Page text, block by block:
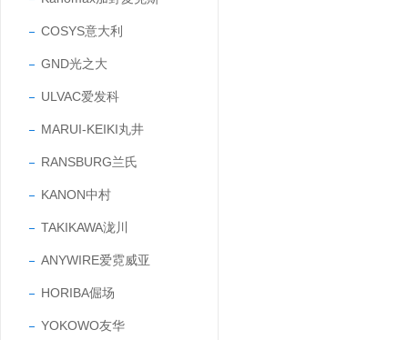
COSYS意大利
GND光之大
ULVAC爱发科
MARUI-KEIKI丸井
RANSBURG兰氏
KANON中村
TAKIKAWA泷川
ANYWIRE爱霓威亚
HORIBA倔场
YOKOWO友华